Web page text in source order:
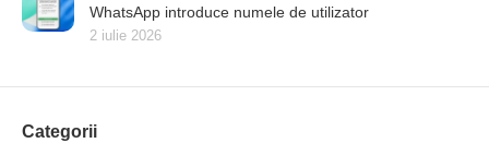
WhatsApp introduce numele de utilizator
2 iulie 2026
Categorii